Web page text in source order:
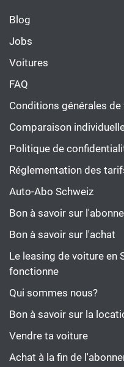
Blog
Jobs
Voitures
FAQ
Conditions générales de
Comparaison
Politique de
Réglementation des
Auto-Abo Schweiz
Bon à savoir sur
Bon à savoir sur l'achat
Le leasing de voiture en
fonctionne
Qui sommes nous?
Bon à savoir sur la
Vendre ta voiture
Achat à la fin de